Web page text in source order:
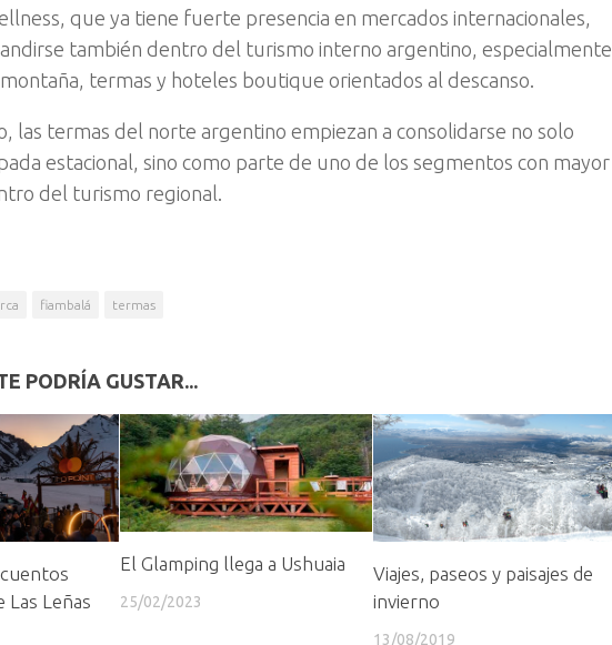
que ya tiene fuerte presencia en mercados internacionales,
también dentro del turismo interno argentino, especialmente
termas y hoteles boutique orientados al descanso.
las termas del norte argentino empiezan a consolidarse no solo
estacional, sino como parte de uno de los segmentos con mayor
del turismo regional.
fiambalá termas
PODRÍA GUSTAR...
Las Leñas
El Glamping llega a Ushuaia
25/02/2023
Viajes, paseos y paisajes de
invierno
13/08/2019